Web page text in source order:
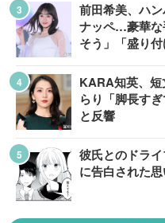
前田希美、ハ
ナッペ…豪華な
そう」「盛り
KARA知英、
らり「脚長す
と反響
彼氏とのドラ
に告白された